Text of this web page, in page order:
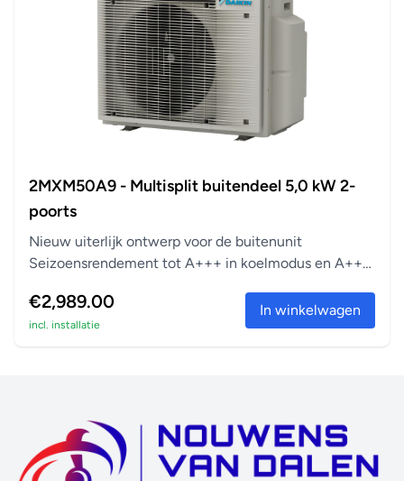
2MXM50A9 - Multisplit buitendeel 5,0 kW 2-
poorts
Nieuw uiterlijk ontwerp voor de buitenunit
Seizoensrendement tot A+++ in koelmodus en A++
€2,989.00
incl. installatie
In winkelwagen